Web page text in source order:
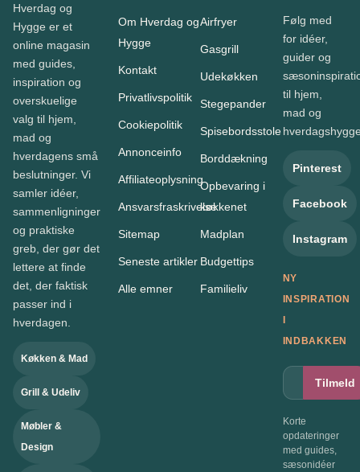
Hverdag og
Hygge er et
online magasin
med guides,
inspiration og
overskuelige
valg til hjem,
mad og
hverdagens små
beslutninger. Vi
samler idéer,
sammenligninger
og praktiske
greb, der gør det
lettere at finde
det, der faktisk
passer ind i
hverdagen.
Køkken & Mad
Grill & Udeliv
Møbler &
Design
Om Hverdag og
Hygge
Kontakt
Privatlivspolitik
Cookiepolitik
Annonceinfo
Affiliateoplysning
Ansvarsfraskrivelse
Sitemap
Seneste artikler
Alle emner
Airfryer
Gasgrill
Udekøkken
Stegepander
Spisebordsstole
Borddækning
Opbevaring i
køkkenet
Madplan
Budgettips
Familieliv
Følg med
for idéer,
guider og
til hjem,
mad og
Pinterest
Facebook
Instagram
NY
INSPIRATION
I
INDBAKKEN
Tilmeld
Korte
opdateringer
med guides,
sæsonidéer